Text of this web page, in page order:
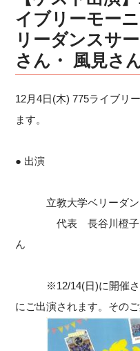
イブリーモー
リーダンスサ
さん・ 風見さ
12月4日(木) 775ライブリ
ます。
● 出演
立教大学ベリーダン
代表 長谷川橙子さ
ん
※12/14(日)に開催され
にご出演されます。そのご